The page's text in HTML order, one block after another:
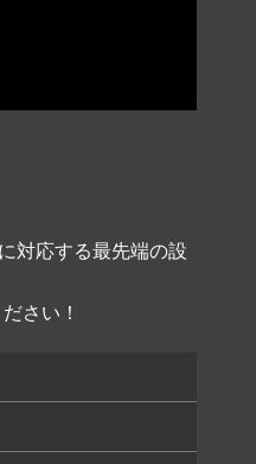
対応する最先端の設
さい！